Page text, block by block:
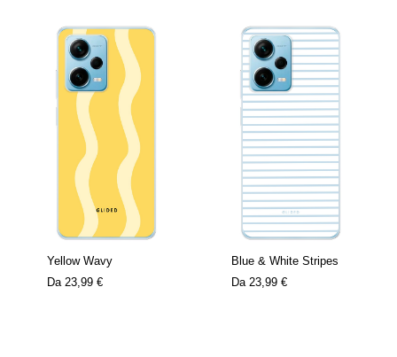
Yellow Wavy
Da 23,99 €
Blue & White Stripes
Da 23,99 €